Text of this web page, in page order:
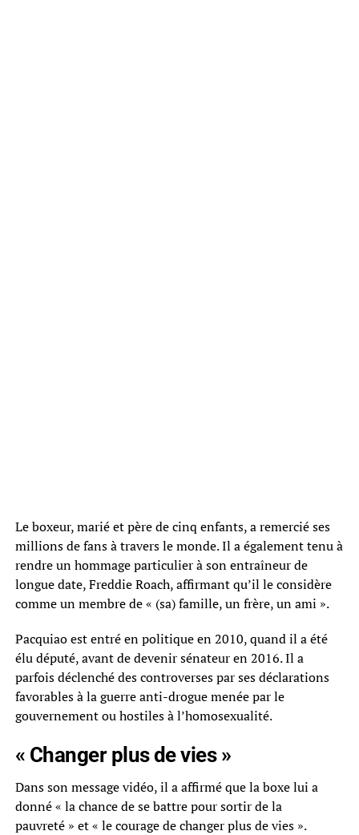
Le boxeur, marié et père de cinq enfants, a remercié ses
millions de fans à travers le monde. Il a également tenu à
rendre un hommage particulier à son entraîneur de
longue date, Freddie Roach, affirmant qu’il le considère
comme un membre de « (sa) famille, un frère, un ami ».
Pacquiao est entré en politique en 2010, quand il a été
élu député, avant de devenir sénateur en 2016. Il a
parfois déclenché des controverses par ses déclarations
favorables à la guerre anti-drogue menée par le
gouvernement ou hostiles à l’homosexualité.
« Changer plus de vies »
Dans son message vidéo, il a affirmé que la boxe lui a
donné « la chance de se battre pour sortir de la
pauvreté » et « le courage de changer plus de vies ».